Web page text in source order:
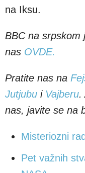
na Iksu.
BBC na srpskom
nas OVDE.
Pratite nas na
Jutjubu i Vajberu.
nas, javite se na
Misteriozni
Pet važnih